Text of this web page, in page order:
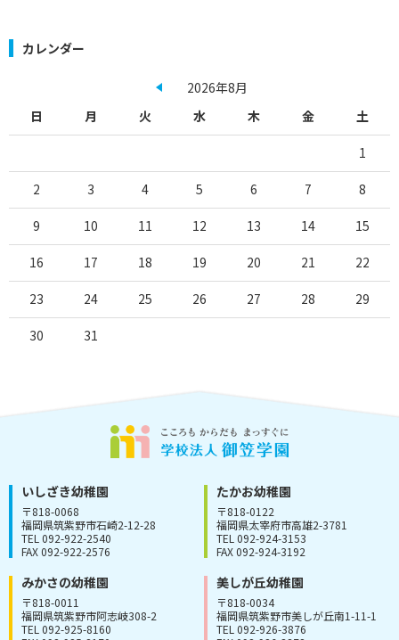
カレンダー
2026年8月
日
月 火 水 木 金 土
1
2 3 4 5 6 7 8
9 10 11 12 13 14 15
16 17 18 19 20 21 22
23 24 25 26 27 28 29
30 31
いしざき幼稚園
〒818-0068
福岡県筑紫野市石崎2-12-28
TEL 092-922-2540
FAX 092-922-2576
たかお幼稚園
〒818-0122
福岡県太宰府市高雄2-3781
TEL 092-924-3153
FAX 092-924-3192
みかさの幼稚園
〒818-0011
福岡県筑紫野市阿志岐308-2
TEL 092-925-8160
美しが丘幼稚園
〒818-0034
福岡県筑紫野市美しが丘南1-11-1
TEL 092-926-3876